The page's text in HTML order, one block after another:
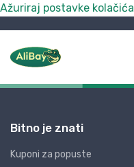
Ažuriraj postavke kolačića
Bitno je znati
Kuponi za popuste